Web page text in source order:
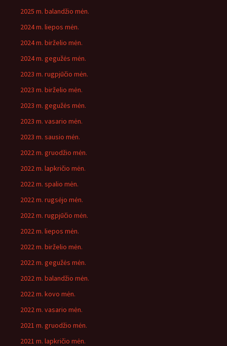
2025 m. balandžio mėn.
2024 m. liepos mėn.
2024 m. birželio mėn.
2024 m. gegužės mėn.
2023 m. rugpjūčio mėn.
2023 m. birželio mėn.
2023 m. gegužės mėn.
2023 m. vasario mėn.
2023 m. sausio mėn.
2022 m. gruodžio mėn.
2022 m. lapkričio mėn.
2022 m. spalio mėn.
2022 m. rugsėjo mėn.
2022 m. rugpjūčio mėn.
2022 m. liepos mėn.
2022 m. birželio mėn.
2022 m. gegužės mėn.
2022 m. balandžio mėn.
2022 m. kovo mėn.
2022 m. vasario mėn.
2021 m. gruodžio mėn.
2021 m. lapkričio mėn.